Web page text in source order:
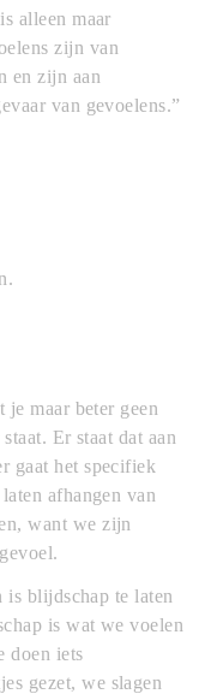
alleen maar
zijn van
en zijn aan
van gevoelens.”
maar beter geen
Er staat dat aan
gaat het specifiek
afhangen van
want we zijn
blijdschap te laten
is wat we voelen
doen iets
gezet, we slagen